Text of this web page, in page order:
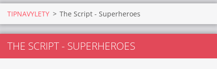
TIPNAVYLETY > The Script - Superheroes
THE SCRIPT - SUPERHEROES